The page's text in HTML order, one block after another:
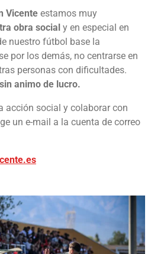
Vicente estamos muy
obra social y en especial en
nuestro fútbol base la
por los demás, no centrarse en
personas con dificultades.
animo de lucro.
acción social y colaborar con
un e-mail a la cuenta de correo